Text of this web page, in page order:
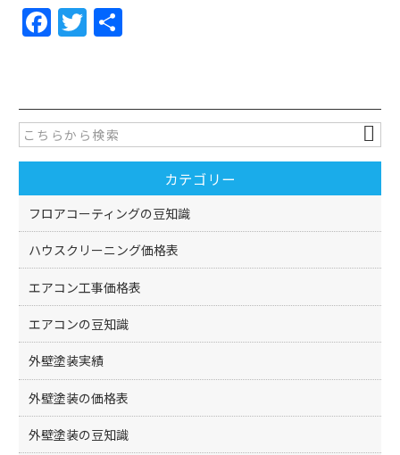
F
a
e
b
o
o
k
T
w
er
カテゴリー
フロアコーティングの豆知識
ハウスクリーニング価格表
エアコン工事価格表
エアコンの豆知識
外壁塗装実績
外壁塗装の価格表
外壁塗装の豆知識